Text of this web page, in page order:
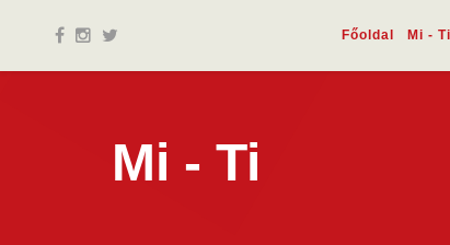
Főoldal Mi - Ti
Mi - Ti